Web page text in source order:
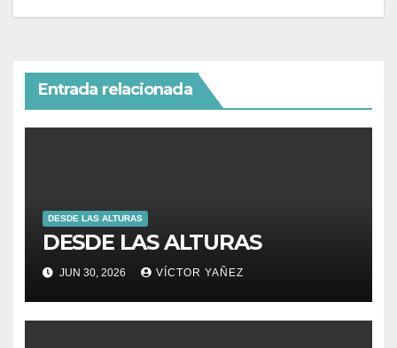
Entrada relacionada
DESDE LAS ALTURAS
DESDE LAS ALTURAS
JUN 30, 2026 VÍCTOR YAÑEZ